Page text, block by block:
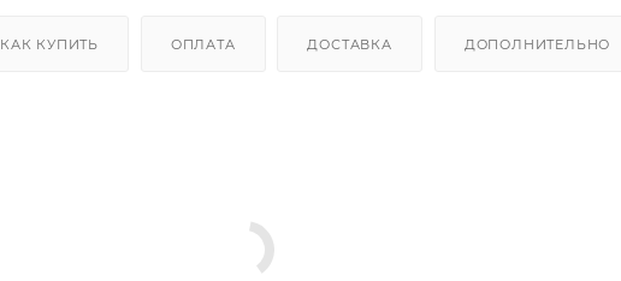
КАК КУПИТЬ ОПЛАТА ДОСТАВКА ДОПОЛНИТЕЛЬНО